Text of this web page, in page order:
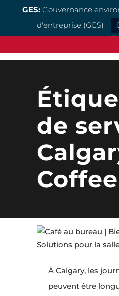
GES: Gouvernance
d'entreprise (GES)
de
Coffee
À Calgary, les
peuvent être